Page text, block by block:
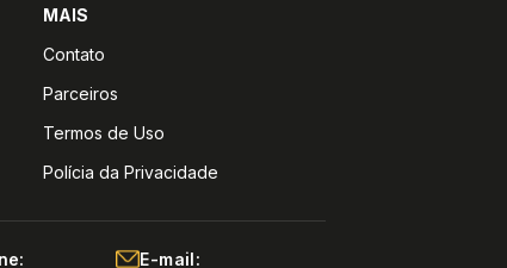
MAIS
Contato
Parceiros
Termos de Uso
Polícia da Privacidade
E-mail: